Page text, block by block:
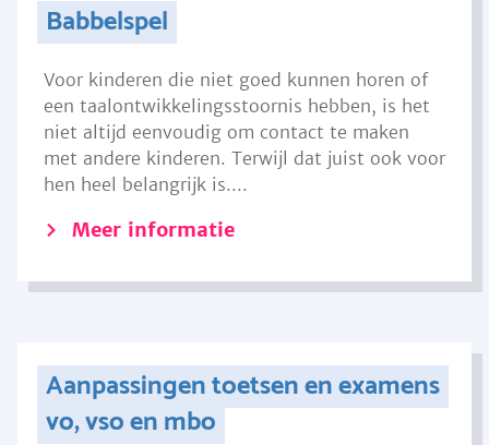
Babbelspel
Voor kinderen die niet goed kunnen horen of
een taalontwikkelingsstoornis hebben, is het
niet altijd eenvoudig om contact te maken
met andere kinderen. Terwijl dat juist ook voor
hen heel belangrijk is....
Meer informatie
Aanpassingen toetsen en examens
vo, vso en mbo